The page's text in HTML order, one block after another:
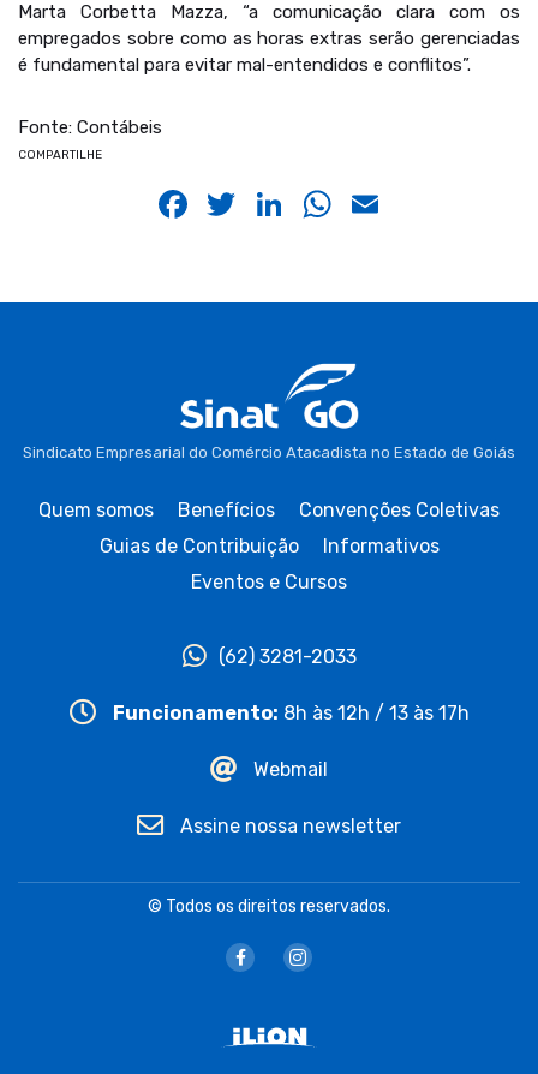
Marta Corbetta Mazza, “a comunicação clara com os
empregados sobre como as horas extras serão gerenciadas
é fundamental para evitar mal-entendidos e conflitos”.
Fonte: Contábeis
COMPARTILHE
Facebook
Twitter
LinkedIn
WhatsApp
Sindicato Empresarial do Comércio Atacadista no Estado de Goiás
Quem somos Benefícios
Convenções Coletivas
Guias de Contribuição
Informativos
Eventos e Cursos
(62) 3281-2033
Funcionamento: 8h às 12h / 13 às 17h
Webmail
Assine nossa newsletter
© Todos os direitos reservados.